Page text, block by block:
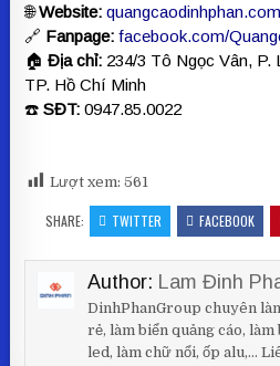
🌐Website: quangcaodinhphan.com
🔗 Fanpage: facebook.com/
🏠Địa chỉ: 234/3 Tô Ngọc Vân,
TP. Hồ Chí Minh
☎️SĐT: 0947.85.0022
Lượt xem: 561
SHARE: TWITTER FACEBOOK
Author: Lam Đinh
DinhPhanGroup chuyên
rẻ, làm biển quảng cáo,
led, làm chữ nổi, ốp alu,...